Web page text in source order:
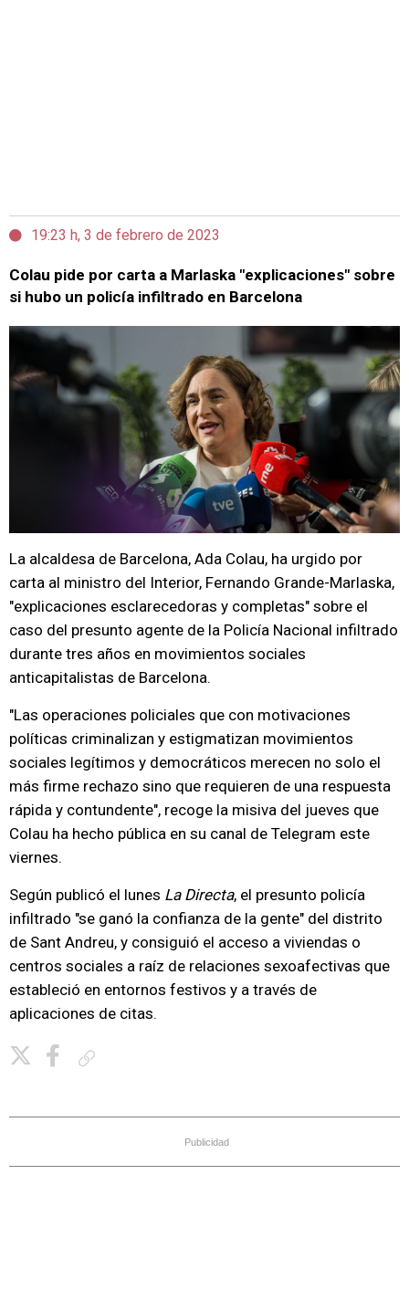
19:23 h, 3 de febrero de 2023
Colau pide por carta a Marlaska "explicaciones" sobre
si hubo un policía infiltrado en Barcelona
La alcaldesa de Barcelona, Ada Colau, ha urgido por
carta al ministro del Interior, Fernando Grande-Marlaska,
"explicaciones esclarecedoras y completas" sobre el
caso del presunto agente de la Policía Nacional infiltrado
durante tres años en movimientos sociales
anticapitalistas de Barcelona.
"Las operaciones policiales que con motivaciones
políticas criminalizan y estigmatizan movimientos
sociales legítimos y democráticos merecen no solo el
más firme rechazo sino que requieren de una respuesta
rápida y contundente", recoge la misiva del jueves que
Colau ha hecho pública en su canal de Telegram este
viernes.
Según publicó el lunes La Directa, el presunto policía
infiltrado "se ganó la confianza de la gente" del distrito
de Sant Andreu, y consiguió el acceso a viviendas o
centros sociales a raíz de relaciones sexoafectivas que
estableció en entornos festivos y a través de
aplicaciones de citas.
Publicidad